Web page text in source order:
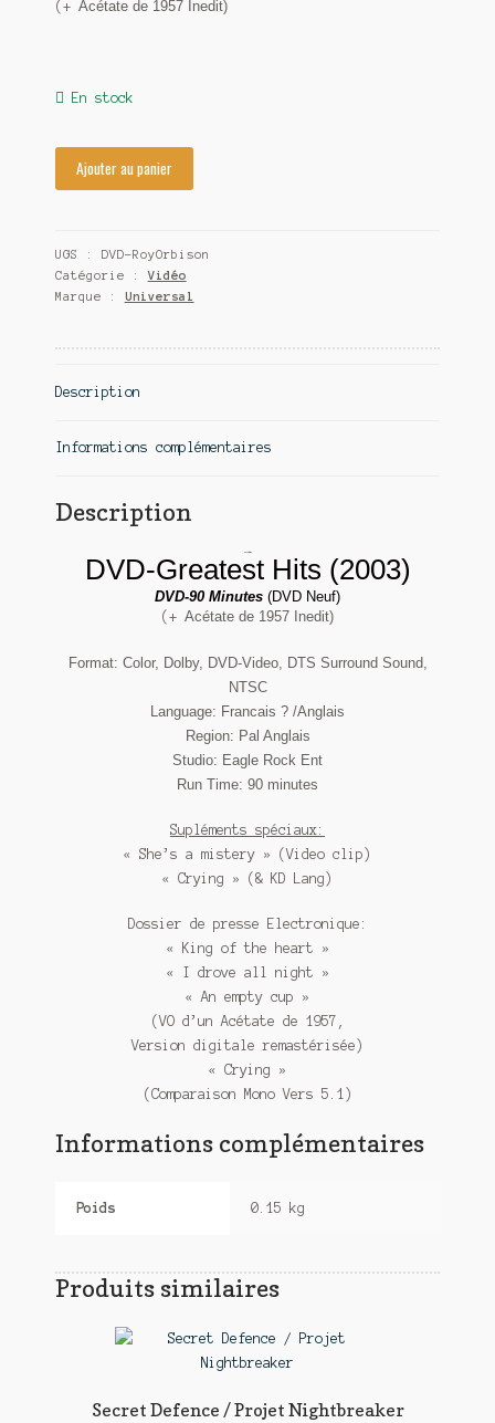
(+ Acétate de 1957 Inedit)
En stock
Ajouter au panier
UGS : DVD-RoyOrbison
Catégorie :Vidéo
Marque : Universal
Description
Informations complémentaires
Description
DVD-Greatest Hits (2003)
DVD-90 Minutes (DVD Neuf)
(+ Acétate de 1957 Inedit)
Format: Color, Dolby, DVD-Video, DTS Surround Sound,
NTSC
Language: Francais ? /Anglais
Region: Pal Anglais
Studio: Eagle Rock Ent
Run Time: 90 minutes
Supléments spéciaux:
« She’s a mistery » (Video clip)
« Crying » (& KD Lang)
Dossier de presse Electronique:
« King of the heart »
« I drove all night »
« An empty cup »
(VO d’un Acétate de 1957,
Version digitale remastérisée)
« Crying »
(Comparaison Mono Vers 5.1)
Informations complémentaires
Poids 0.15 kg
Produits similaires
Secret Defence / Projet Nightbreaker